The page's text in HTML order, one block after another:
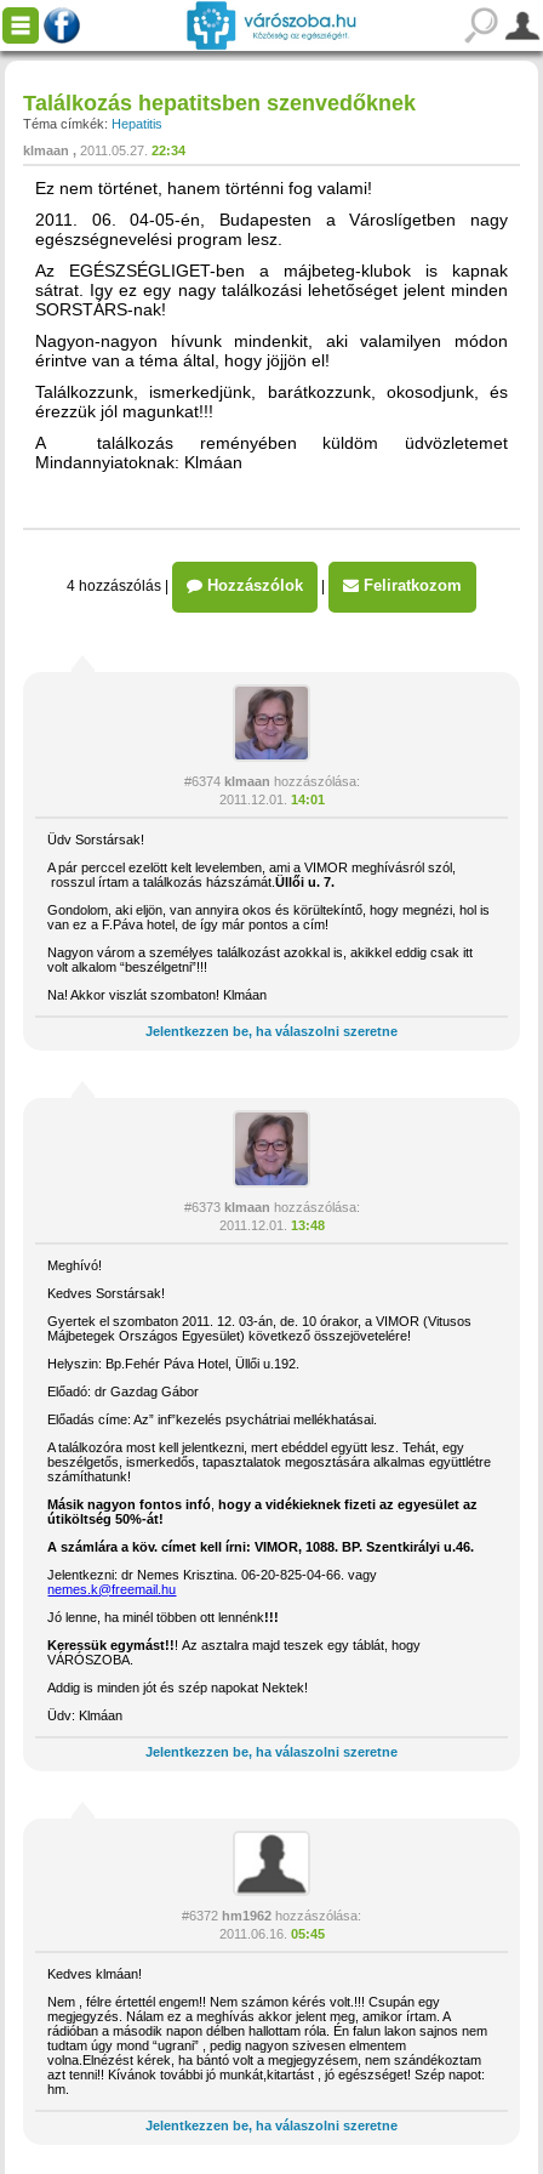
Találkozás hepatitsben szenvedőknek
Téma címkék: Hepatitis
klmaan
2011.05.27. 22:34
Ez nem történet, hanem történni fog valami!
2011. 06. 04-05-én, Budapesten a Városlígetben nagy
egészségnevelési program lesz.
Az EGÉSZSÉGLIGET-ben a májbeteg-klubok is kapnak
sátrat. Igy ez egy nagy találkozási lehetőséget jelent minden
SORSTÁRS-nak!
Nagyon-nagyon hívunk mindenkit, aki valamilyen módon
érintve van a téma által, hogy jöjjön el!
Találkozzunk, ismerkedjünk, barátkozzunk, okosodjunk, és
érezzük jól magunkat!!!
A találkozás reményében küldöm üdvözletemet
Mindannyiatoknak: Klmáan
4 hozzászólás Hozzászólok Feliratkozom
#6374 klmaan hozzászólása:
2011.12.01.
14:01
Üdv Sorstársak!
A pár perccel ezelött kelt levelemben, ami a VIMOR meghívásról szól,
rosszul írtam a találkozás házszámát.Üllői u. 7.
Gondolom, aki eljön, van annyira okos és körültekíntő, hogy megnézi, hol is
van ez a F.Páva hotel, de így már pontos a cím!
Nagyon várom a személyes találkozást azokkal is, akikkel eddig csak itt
volt alkalom “beszélgetni”!!!
Na! Akkor viszlát szombaton! Klmáan
Jelentkezzen be, ha válaszolni szeretne
#6373 klmaan hozzászólása:
2011.12.01.
13:48
Meghívó!
Kedves Sorstársak!
Gyertek el szombaton 2011. 12. 03-án, de. 10 órakor, a VIMOR (Vitusos
Májbetegek Országos Egyesület) következő összejövetelére!
Helyszin: Bp.Fehér Páva Hotel, Üllői u.192.
Előadó: dr Gazdag Gábor
Előadás címe: Az” inf”kezelés psychátriai mellékhatásai.
A találkozóra most kell jelentkezni, mert ebéddel együtt lesz. Tehát, egy
beszélgetős, ismerkedős, tapasztalatok megosztására alkalmas együttlétre
számíthatunk!
Másik nagyon fontos infó ,hogy a vidékieknek fizeti az egyesület az
útiköltség 50%-át!
A számlára a köv. címet kell írni: VIMOR, 1088. BP. Szentkirályi u.46.
Jelentkezni: dr Nemes Krisztina. 06-20-825-04-66. vagy
nemes.k@freemail.hu
Jó lenne, ha minél többen ott lennénk!!!
Keressük egymást!!! Az asztalra majd teszek egy táblát, hogy
VÁRÓSZOBA.
Addig is minden jót és szép napokat Nektek!
Üdv: Klmáan
Jelentkezzen be, ha válaszolni szeretne
#6372 hm1962 hozzászólása:
2011.06.16. 05:45
Kedves klmáan!
Nem , félre értettél engem!! Nem számon kérés volt.!!! Csupán egy
megjegyzés. Nálam ez a meghívás akkor jelent meg, amikor írtam. A
rádióban a második napon délben hallottam róla. Én falun lakon sajnos nem
tudtam úgy mond “ugrani” , pedig nagyon szivesen elmentem
volna.Elnézést kérek, ha bántó volt a megjegyzésem, nem szándékoztam
azt tenni!! Kívánok további jó munkát,kitartást , jó egészséget! Szép napot:
hm.
Jelentkezzen be, ha válaszolni szeretne